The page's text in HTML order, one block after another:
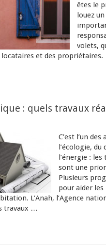
êtes le
louez
volets,
locataires et des
: quels travaux
C’est l’un
l’écologie,
l’énergie :
sont une
Plusieurs
pour aider les
L’Anah, l’Agence
travaux …